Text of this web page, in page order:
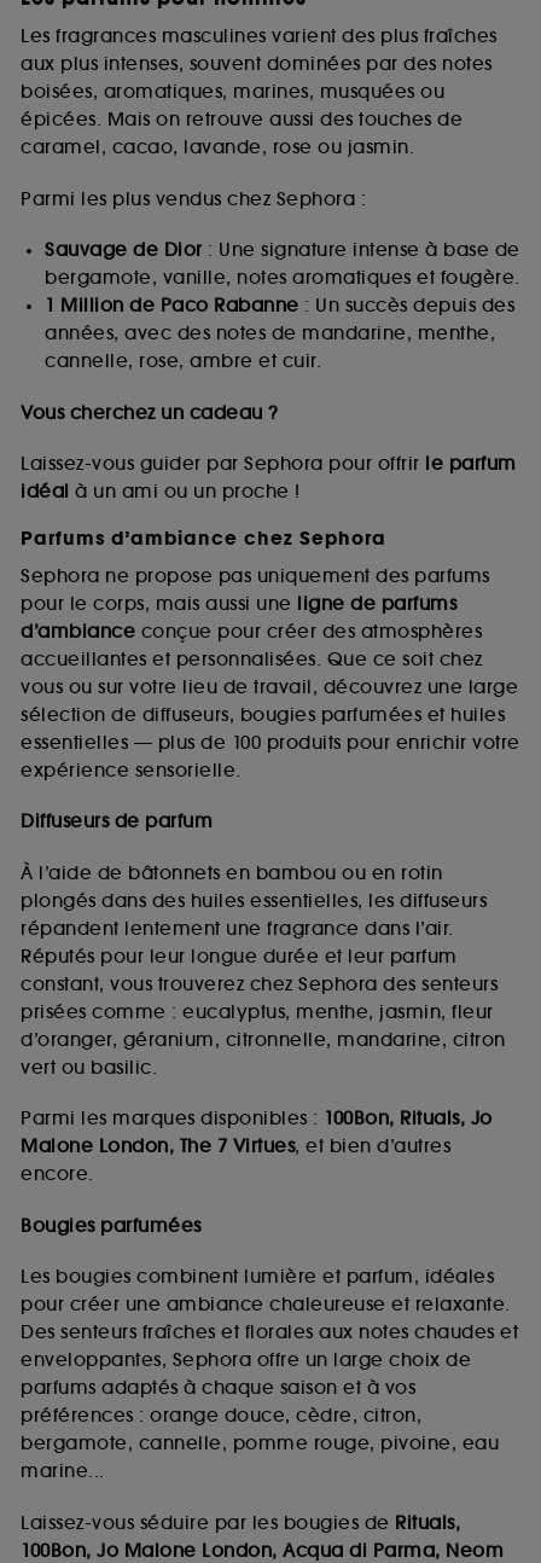
Les fragrances masculines varient des plus fraîches
aux plus intenses, souvent dominées par des notes
boisées, aromatiques, marines, musquées ou
épicées. Mais on retrouve aussi des touches de
caramel, cacao, lavande, rose ou jasmin.
Parmi les plus vendus chez Sephora :
Sauvage de Dior: Une signature intense à base de
bergamote, vanille, notes aromatiques et fougère.
1 Million de Paco Rabanne : Un succès depuis des
années, avec des notes de mandarine, menthe,
cannelle, rose, ambre et cuir.
Vous cherchez un cadeau ?
Laissez-vous guider par Sephora pour offrir le parfum
idéal à un ami ou un proche !
Parfums d’ambiance chez Sephora
Sephora ne propose pas uniquement des parfums
pour le corps, mais aussi une ligne de parfums
d’ambiance conçue pour créer des atmosphères
accueillantes et personnalisées. Que ce soit chez
vous ou sur votre lieu de travail, découvrez une large
sélection de diffuseurs, bougies parfumées et huiles
essentielles — plus de 100 produits pour enrichir votre
expérience sensorielle.
Diffuseurs de parfum
À l’aide de bâtonnets en bambou ou en rotin
plongés dans des huiles essentielles, les diffuseurs
répandent lentement une fragrance dans l’air.
Réputés pour leur longue durée et leur parfum
constant, vous trouverez chez Sephora des senteurs
prisées comme : eucalyptus, menthe, jasmin, fleur
d’oranger, géranium, citronnelle, mandarine, citron
vert ou basilic.
Parmi les marques disponibles : 100Bon, Rituals, Jo
Malone London, The 7 Virtues, et bien d’autres
encore.
Bougies parfumées
Les bougies combinent lumière et parfum, idéales
pour créer une ambiance chaleureuse et relaxante.
Des senteurs fraîches et florales aux notes chaudes et
enveloppantes, Sephora offre un large choix de
parfums adaptés à chaque saison et à vos
préférences : orange douce, cèdre, citron,
bergamote, cannelle, pomme rouge, pivoine, eau
marine...
Laissez-vous séduire par les bougies de Rituals,
100Bon, Jo Malone London, Acqua di Parma, Neom